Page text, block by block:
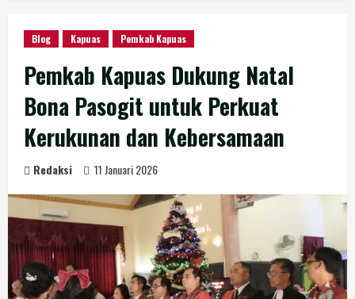
Blog Kapuas Pemkab Kapuas
Pemkab Kapuas Dukung Natal
Bona Pasogit untuk Perkuat
Kerukunan dan Kebersamaan
Redaksi 11 Januari 2026